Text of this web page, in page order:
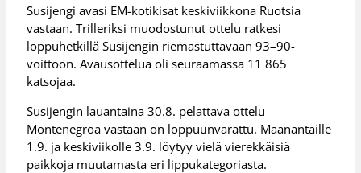
Susijengi avasi EM-kotikisat keskiviikkona Ruotsia
vastaan. Trilleriksi muodostunut ottelu ratkesi
loppuhetkillä Susijengin riemastuttavaan 93–90-
voittoon. Avausottelua oli seuraamassa 11 865
katsojaa.
Susijengin lauantaina 30.8. pelattava ottelu
Montenegroa vastaan on loppuunvarattu. Maanantaille
1.9. ja keskiviikolle 3.9. löytyy vielä vierekkäisiä
paikkoja muutamasta eri lippukategoriasta.